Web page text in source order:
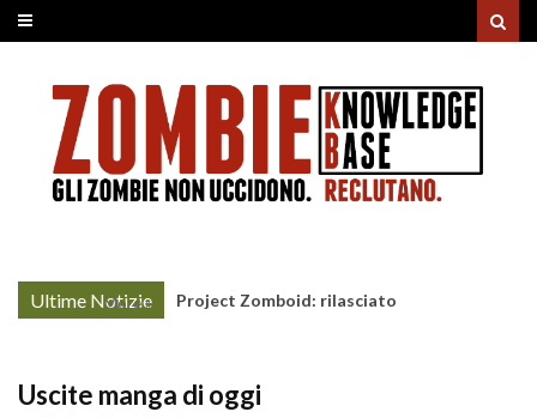
Ultime Notizie
More »
Project Zomboid: rilasciato
Uscite manga di oggi